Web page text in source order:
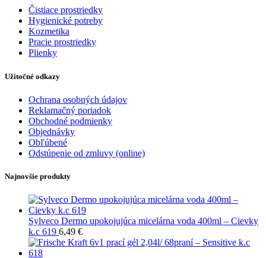
Čistiace prostriedky
Hygienické potreby
Kozmetika
Pracie prostriedky
Plienky
Užitočné odkazy
Ochrana osobných údajov
Reklamačný poriadok
Obchodné podmienky
Objednávky
Obľúbené
Odstúpenie od zmluvy (online)
Najnovšie produkty
Sylveco Dermo upokojujúca micelárna voda 400ml – Cievky
k.c 619 6,49 €